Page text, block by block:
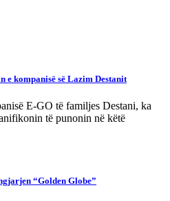
e kompanisë së Lazim Destanit
E-GO të familjes Destani, ka
të punonin në këtë
“Golden Globe”